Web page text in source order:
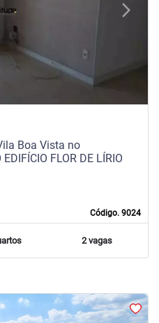
arrow_forward_iosNext
Código. 9024
Boa Vista no
FLOR DE LÍRIO
2 vagas